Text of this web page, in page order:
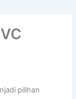
pilihan